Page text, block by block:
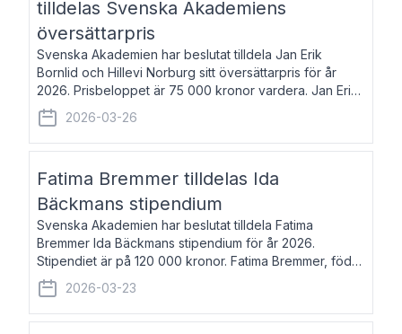
tilldelas Svenska Akademiens
översättarpris
Svenska Akademien har beslutat tilldela Jan Erik
Bornlid och Hillevi Norburg sitt översättarpris för år
2026. Prisbeloppet är 75 000 kronor vardera. Jan Erik
Bornlid, född 1947, är översättare från tyska. Han är
främst känd för sina översät
2026-03-26
Fatima Bremmer tilldelas Ida
Bäckmans stipendium
Svenska Akademien har beslutat tilldela Fatima
Bremmer Ida Bäckmans stipendium för år 2026.
Stipendiet är på 120 000 kronor. Fatima Bremmer, född
1977, är journalist och författare. Hon utkom i fjol med
boken Ligan. Klarakvarterens blodsyst
2026-03-23